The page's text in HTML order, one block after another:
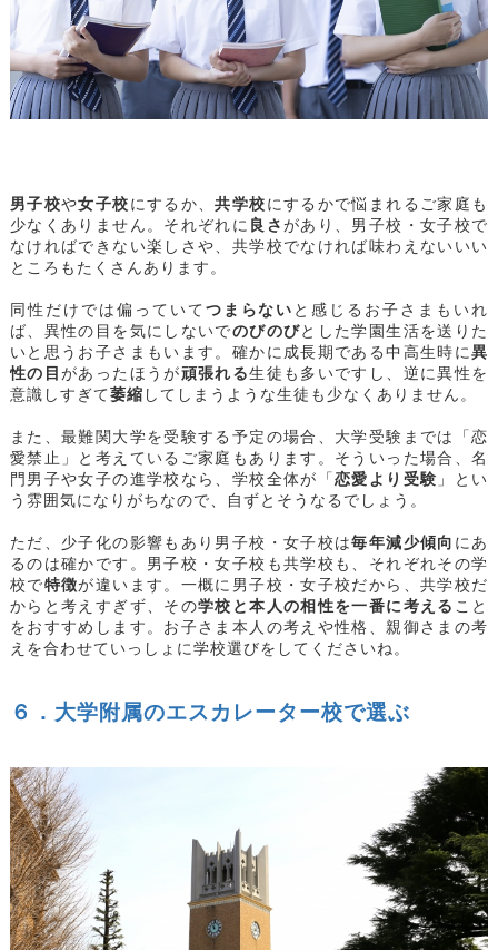
男子校や女子校 にするか、共学校 にするかで悩まれるご家庭も
少なくありません。それぞれに 良さ があり、男子校・女子校で
なければできない楽しさや、共学校でなければ味わえないいい
ところもたくさんあります。
同性だけでは偏っていて つまらない と感じるお子さまもいれ
ば、異性の目を気にしないでのびのびとした学園生活を送りた
いと思うお子さまもいます。確かに成長期である中高生時に異
性の目があったほうが頑張れる生徒も多いですし、逆に異性を
意識しすぎて萎縮 してしまうような生徒も少なくありません。
また、最難関大学を受験する予定の場合、大学受験までは「恋
愛禁止」と考えているご家庭もあります。そういった場合、名
門男子や女子の進学校なら、学校全体が「恋愛より受験 」とい
う雰囲気になりがちなので、自ずとそうなるでしょう。
ただ、少子化の影響もあり男子校・女子校は毎年減少傾向 にあ
るのは確かです。男子校・女子校も共学校も、それぞれその学
校で特徴が違います。一概に男子校・女子校だから、共学校だ
からと考えすぎず、その学校と本人の相性を一番に考える こと
をおすすめします。お子さま本人の考えや性格、親御さまの考
えを合わせていっしょに学校選びをしてくださいね。
６．大学附属のエスカレーター校で選ぶ